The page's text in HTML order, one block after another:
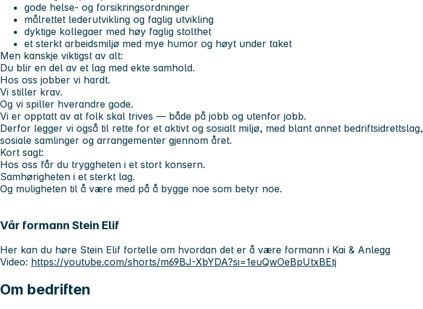
gode helse- og forsikringsordninger
målrettet lederutvikling og faglig utvikling
dyktige kollegaer med høy faglig stolthet
et sterkt arbeidsmiljø med mye humor og høyt under taket
Men kanskje viktigst av alt:
Du blir en del av et lag med ekte samhold.
Hos oss jobber vi hardt.
Vi stiller krav.
Og vi spiller hverandre gode.
Vi er opptatt av at folk skal trives — både på jobb og utenfor jobb.
Derfor legger vi også til rette for et aktivt og sosialt miljø, med blant annet bedriftsidrettslag,
sosiale samlinger og arrangementer gjennom året.
Kort sagt:
Hos oss får du tryggheten i et stort konsern.
Samhørigheten i et sterkt lag.
Og muligheten til å være med på å bygge noe som betyr noe.
Vår formann Stein Elif
Her kan du høre Stein Elif fortelle om hvordan det er å være formann i Kai & Anlegg
Video: https://youtube.com/shorts/m69BJ-XbYDA?si=1euQwOeBpUtxBEtj
Om bedriften